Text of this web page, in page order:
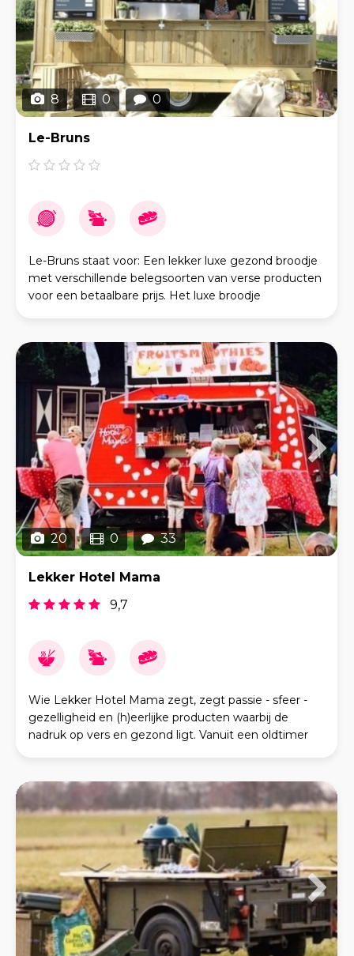
8 0 0
Le-Bruns
Le-Bruns staat voor: Een lekker luxe gezond broodje
met verschillende belegsoorten van verse producten
voor een betaalbare prijs. Het luxe broodje
20 0 33
Lekker Hotel Mama
9,7
Wie Lekker Hotel Mama zegt, zegt passie - sfeer -
gezelligheid en (h)eerlijke producten waarbij de
nadruk op vers en gezond ligt. Vanuit een oldtimer